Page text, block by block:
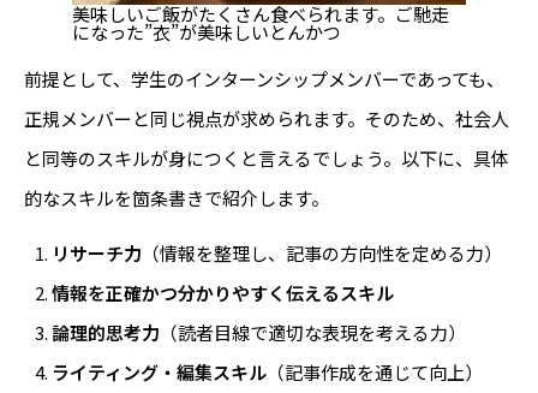
美味しいご飯がたくさん食べられます。ご馳走
になった”衣”が美味しいとんかつ
前提として、学生のインターンシップメンバーであっても、
正規メンバーと同じ視点が求められます。そのため、社会人
と同等のスキルが身につくと言えるでしょう。以下に、具体
的なスキルを箇条書きで紹介します。
リサーチ力 （情報を整理し、記事の方向性を定める力）
情報を正確かつ分かりやすく伝えるスキル
論理的思考力 （読者目線で適切な表現を考える力）
ライティング・編集スキル（記事作成を通じて向上）